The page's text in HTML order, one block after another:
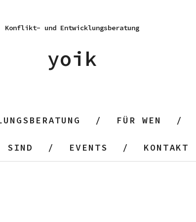
Konflikt- und Entwicklungsberatung
yoik
FÜR WEN
SIND EVENTS KONTAKT